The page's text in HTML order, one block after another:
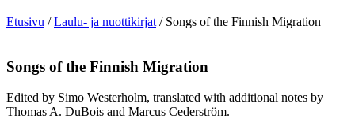
Etusivu /Laulu- ja nuottikirjat / Songs of the Finnish Migration
Songs of the Finnish Migration
Edited by Simo Westerholm, translated with additional notes by
Thomas A. DuBois and Marcus Cederström.